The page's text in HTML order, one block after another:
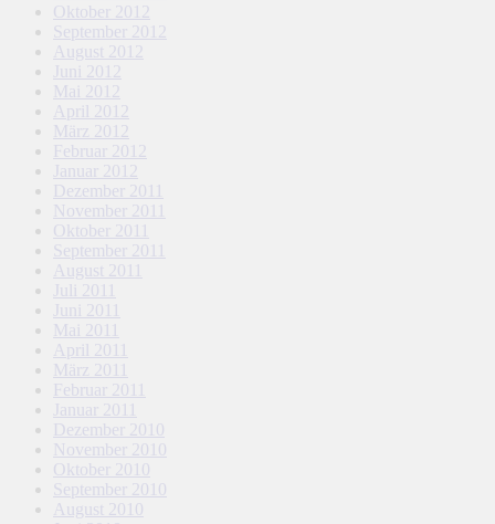
Oktober 2012
September 2012
August 2012
Juni 2012
Mai 2012
April 2012
März 2012
Februar 2012
Januar 2012
Dezember 2011
November 2011
Oktober 2011
September 2011
August 2011
Juli 2011
Juni 2011
Mai 2011
April 2011
März 2011
Februar 2011
Januar 2011
Dezember 2010
November 2010
Oktober 2010
September 2010
August 2010